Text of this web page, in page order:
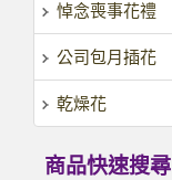
悼念喪事花禮
公司包月插花
乾燥花
商品快速搜尋